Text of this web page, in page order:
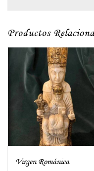
Productos
Virgen Románica